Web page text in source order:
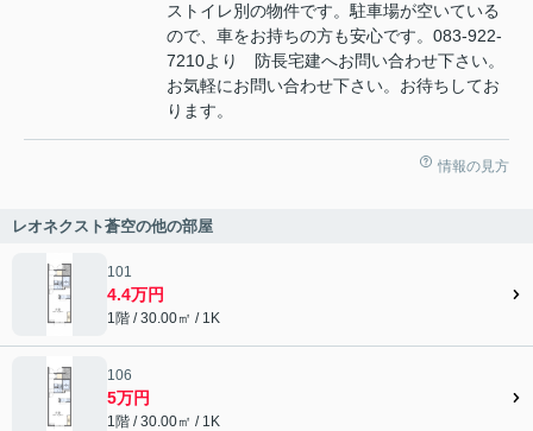
ストイレ別の物件です。駐車場が空いている
ので、車をお持ちの方も安心です。083-922-
7210より 防長宅建へお問い合わせ下さい。
お気軽にお問い合わせ下さい。お待ちしてお
ります。
情報の見方
レオネクスト蒼空の他の部屋
101
4.4万円
1階 / 30.00㎡ / 1K
106
5万円
1階 / 30.00㎡ / 1K